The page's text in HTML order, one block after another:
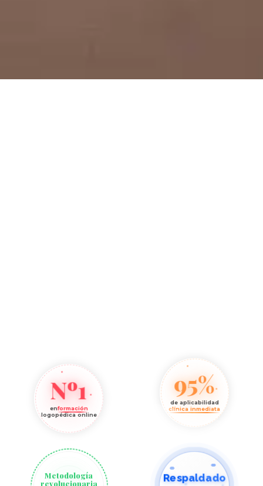
Nº1
enformación
logopédica online
95%
de aplicabilidad
clínica inmediata
Metodología
revolucionaria
Respaldado